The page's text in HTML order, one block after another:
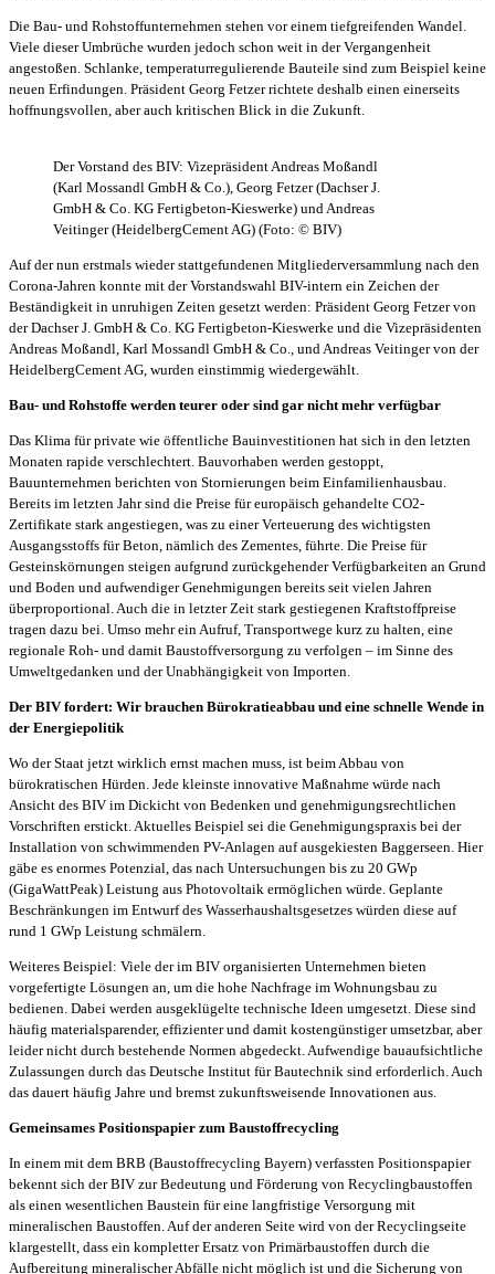
Die Bau- und Rohstoffunternehmen stehen vor einem tiefgreifenden Wandel.
Viele dieser Umbrüche wurden jedoch schon weit in der Vergangenheit
angestoßen. Schlanke, temperaturregulierende Bauteile sind zum Beispiel keine
neuen Erfindungen. Präsident Georg Fetzer richtete deshalb einen einerseits
hoffnungsvollen, aber auch kritischen Blick in die Zukunft.
Der Vorstand des BIV: Vizepräsident Andreas Moßandl
(Karl Mossandl GmbH & Co.), Georg Fetzer (Dachser J.
GmbH & Co. KG Fertigbeton-Kieswerke) und Andreas
Veitinger (HeidelbergCement AG) (Foto: © BIV)
Auf der nun erstmals wieder stattgefundenen Mitgliederversammlung nach den
Corona-Jahren konnte mit der Vorstandswahl BIV-intern ein Zeichen der
Beständigkeit in unruhigen Zeiten gesetzt werden: Präsident Georg Fetzer von
der Dachser J. GmbH & Co. KG Fertigbeton-Kieswerke und die Vizepräsidenten
Andreas Moßandl, Karl Mossandl GmbH & Co., und Andreas Veitinger von der
HeidelbergCement AG, wurden einstimmig wiedergewählt.
Bau- und Rohstoffe werden teurer oder sind gar nicht mehr verfügbar
Das Klima für private wie öffentliche Bauinvestitionen hat sich in den letzten
Monaten rapide verschlechtert. Bauvorhaben werden gestoppt,
Bauunternehmen berichten von Stornierungen beim Einfamilienhausbau.
Bereits im letzten Jahr sind die Preise für europäisch gehandelte CO2-
Zertifikate stark angestiegen, was zu einer Verteuerung des wichtigsten
Ausgangsstoffs für Beton, nämlich des Zementes, führte. Die Preise für
Gesteinskörnungen steigen aufgrund zurückgehender Verfügbarkeiten an Grund
und Boden und aufwendiger Genehmigungen bereits seit vielen Jahren
überproportional. Auch die in letzter Zeit stark gestiegenen Kraftstoffpreise
tragen dazu bei. Umso mehr ein Aufruf, Transportwege kurz zu halten, eine
regionale Roh- und damit Baustoffversorgung zu verfolgen – im Sinne des
Umweltgedanken und der Unabhängigkeit von Importen.
Der BIV fordert: Wir brauchen Bürokratieabbau und eine schnelle Wende in
der Energiepolitik
Wo der Staat jetzt wirklich ernst machen muss, ist beim Abbau von
bürokratischen Hürden. Jede kleinste innovative Maßnahme würde nach
Ansicht des BIV im Dickicht von Bedenken und genehmigungsrechtlichen
Vorschriften erstickt. Aktuelles Beispiel sei die Genehmigungspraxis bei der
Installation von schwimmenden PV-Anlagen auf ausgekiesten Baggerseen. Hier
gäbe es enormes Potenzial, das nach Untersuchungen bis zu 20 GWp
(GigaWattPeak) Leistung aus Photovoltaik ermöglichen würde. Geplante
Beschränkungen im Entwurf des Wasserhaushaltsgesetzes würden diese auf
rund 1 GWp Leistung schmälern.
Weiteres Beispiel: Viele der im BIV organisierten Unternehmen bieten
vorgefertigte Lösungen an, um die hohe Nachfrage im Wohnungsbau zu
bedienen. Dabei werden ausgeklügelte technische Ideen umgesetzt. Diese sind
häufig materialsparender, effizienter und damit kostengünstiger umsetzbar, aber
leider nicht durch bestehende Normen abgedeckt. Aufwendige bauaufsichtliche
Zulassungen durch das Deutsche Institut für Bautechnik sind erforderlich. Auch
das dauert häufig Jahre und bremst zukunftsweisende Innovationen aus.
Gemeinsames Positionspapier zum Baustoffrecycling
In einem mit dem BRB (Baustoffrecycling Bayern) verfassten Positionspapier
bekennt sich der BIV zur Bedeutung und Förderung von Recyclingbaustoffen
als einen wesentlichen Baustein für eine langfristige Versorgung mit
mineralischen Baustoffen. Auf der anderen Seite wird von der Recyclingseite
klargestellt, dass ein kompletter Ersatz von Primärbaustoffen durch die
Aufbereitung mineralischer Abfälle nicht möglich ist und die Sicherung von